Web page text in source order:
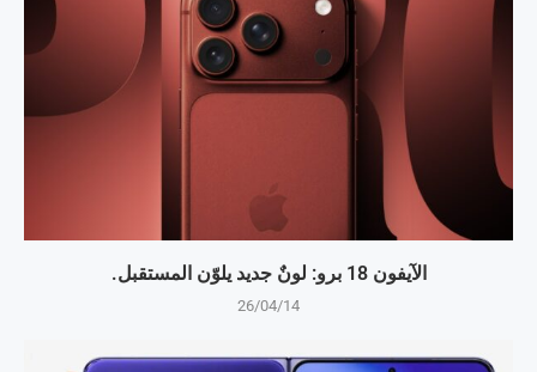
الآيفون 18 برو: لونٌ جديد يلوّن المستقبل.
26/04/14